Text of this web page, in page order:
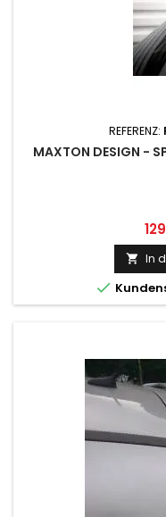
REFERENZ:
MAXTON DESIGN -
 In
